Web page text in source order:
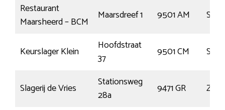
Restaurant
Maarsheerd – BCM
Maarsdreef 1 9501 AM
Keurslager Klein
Hoofdstraat
37
9501 CM
Slagerij de Vries
Stationsweg
28a
9471 GR